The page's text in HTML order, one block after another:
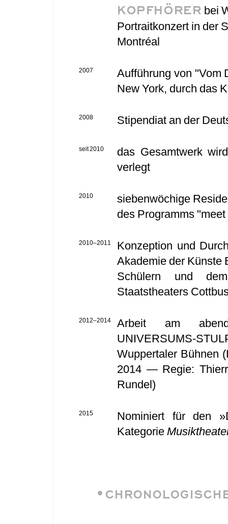
KOPFHÖRER bei
Portraitkonzert in der
Montréal
2007
Aufführung von "Vom
New York, durch das
2008 Stipendiat an der
seit 2010
das Gesamtwerk
verlegt
2010
siebenwöchige
des Programms
2010–2011
Konzeption und
Akademie der Künste
Schülern und
Staatstheaters
2012–2014
Arbeit am
UNIVERSUMS-
Wuppertaler Bühnen
2014 — Regie:
Rundel)
2015
Nominiert für den
Kategorie